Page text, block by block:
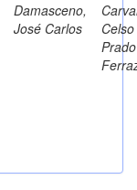
Damasceno,
José Carlos
Prado